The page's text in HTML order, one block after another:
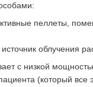
пеллеты,
облучения
с низкой
(который